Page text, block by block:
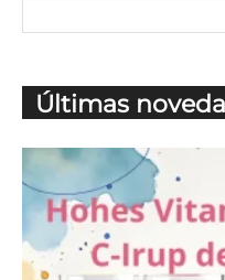
Últimas